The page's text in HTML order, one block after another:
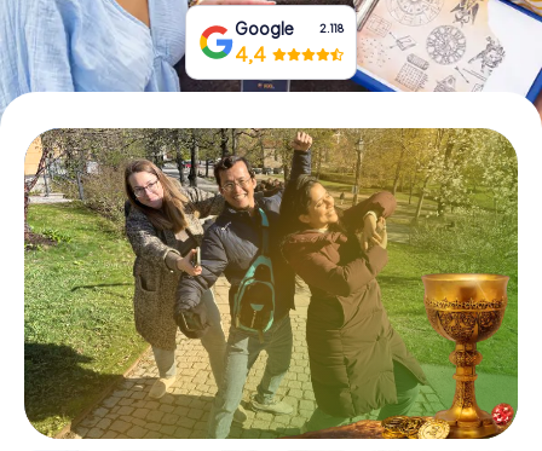
Google 2.118
4,4